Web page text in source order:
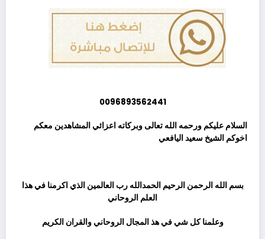
0096893562441
السلام عليكم ورحمه الله تعالى وبركاته اعزائي المشاهدين معكم
اخوكم الشيخ سعيد اليافعي
بسم الله الرحمن الرحيم الحمدالله رب العالمين الذي اكرمنا في هذا
العلم الروحاني
وعلمنا كل شي في هذ المجال الروحاني والقران الكريم